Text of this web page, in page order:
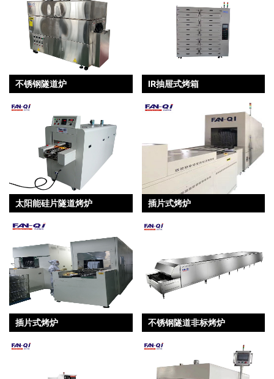
不锈钢隧道炉 IR抽屉式烤箱
太阳能硅片隧道烤炉 插片式烤炉
插片式烤炉 不锈钢隧道非标烤炉